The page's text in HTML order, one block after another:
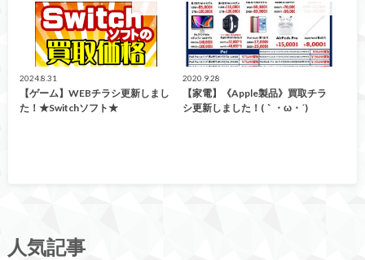
買取告知
2024.8.31
【ゲーム】WEBチラシ更新しまし
た！★Switchソフト★
2020.9.28
【家電】《Apple製品》買取チラ
シ更新しました！(｀・ω・´)ゞ
人気記事